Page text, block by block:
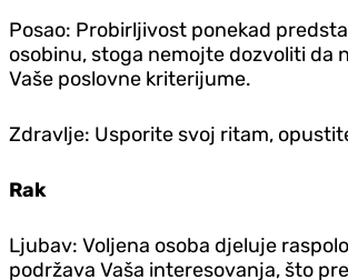
Posao: Probirljivost ponekad
osobinu, stoga nemojte dozvoliti da
Vaše poslovne kriterijume.
Zdravlje: Usporite svoj ritam,
Rak
Ljubav: Voljena osoba djeluje
podržava Vaša interesovanja, što